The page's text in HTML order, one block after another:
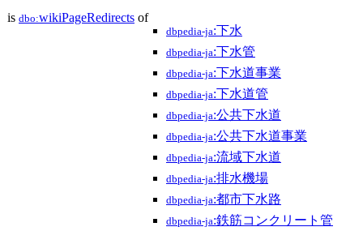
is dbo:wikiPageRedirects of
dbpedia-ja:下水
dbpedia-ja:下水管
dbpedia-ja:下水道事業
dbpedia-ja:下水道管
dbpedia-ja:公共下水道
dbpedia-ja:公共下水道事業
dbpedia-ja:流域下水道
dbpedia-ja:排水機場
dbpedia-ja:都市下水路
dbpedia-ja:鉄筋コンクリート管